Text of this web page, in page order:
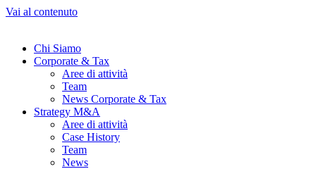
Vai al contenuto
Chi Siamo
Corporate & Tax
Aree di attività
Team
News Corporate & Tax
Strategy M&A
Aree di attività
Case History
Team
News